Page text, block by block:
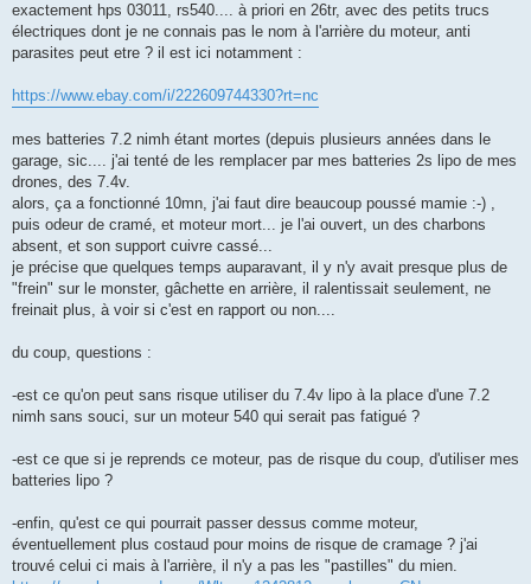
exactement hps 03011, rs540.... à priori en 26tr, avec des petits trucs
électriques dont je ne connais pas le nom à l'arrière du moteur, anti
parasites peut etre ? il est ici notamment :
https://www.ebay.com/i/222609744330?rt=nc
mes batteries 7.2 nimh étant mortes (depuis plusieurs années dans le
garage, sic.... j'ai tenté de les remplacer par mes batteries 2s lipo de mes
drones, des 7.4v.
alors, ça a fonctionné 10mn, j'ai faut dire beaucoup poussé mamie :-) ,
puis odeur de cramé, et moteur mort... je l'ai ouvert, un des charbons
absent, et son support cuivre cassé...
je précise que quelques temps auparavant, il y n'y avait presque plus de
"frein" sur le monster, gâchette en arrière, il ralentissait seulement, ne
freinait plus, à voir si c'est en rapport ou non....
du coup, questions :
-est ce qu'on peut sans risque utiliser du 7.4v lipo à la place d'une 7.2
nimh sans souci, sur un moteur 540 qui serait pas fatigué ?
-est ce que si je reprends ce moteur, pas de risque du coup, d'utiliser mes
batteries lipo ?
-enfin, qu'est ce qui pourrait passer dessus comme moteur,
éventuellement plus costaud pour moins de risque de cramage ? j'ai
trouvé celui ci mais à l'arrière, il n'y a pas les "pastilles" du mien.